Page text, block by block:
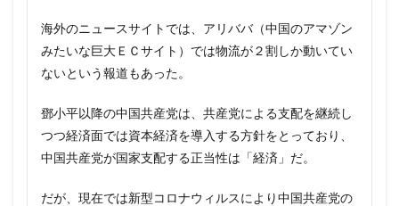
海外のニュースサイトでは、アリババ（中国のアマゾン
みたいな巨大ＥＣサイト）では物流が２割しか動いてい
ないという報道もあった。
鄧小平以降の中国共産党は、共産党による支配を継続し
つつ経済面では資本経済を導入する方針をとっており、
中国共産党が国家支配する正当性は「経済」だ。
だが、現在では新型コロナウィルスにより中国共産党の